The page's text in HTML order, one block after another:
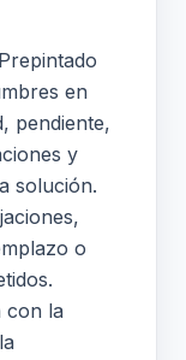
en
pendiente,
y
solución.
o
con la